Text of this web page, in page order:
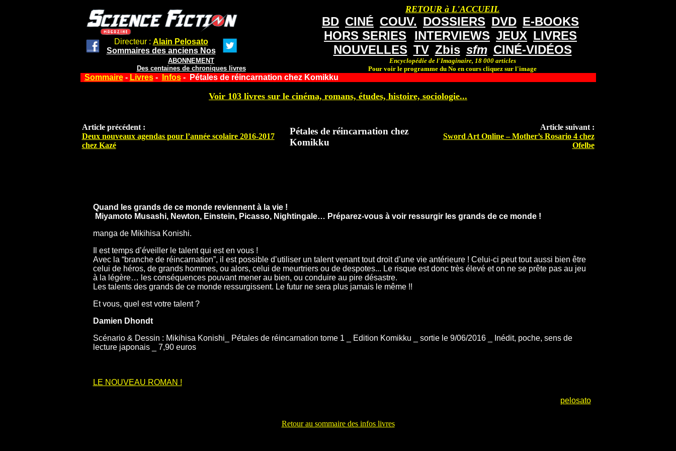
Directeur : Alain Pelosato
Sommaires des anciens Nos
ABONNEMENT
Des centaines de chroniques livres
RETOUR à L'ACCUEIL
BD CINÉ COUV. DOSSIERS DVD E-BOOKS
HORS SERIES
INTERVIEWS JEUX LIVRES
NOUVELLES TV Zbis sfm CINÉ-VIDÉOS
Encyclopédie de l'Imaginaire, 18 000 articles
Pour voir le programme du No en cours cliquez sur l'image
Sommaire- Livres- Infos- Pétales de réincarnation chez Komikku
Voir 103 livres sur le cinéma, romans, études, histoire, sociologie...
Article précédent :
Deux nouveaux agendas pour l’année scolaire 2016-2017
chez Kazé
Pétales de réincarnation chez
Komikku
Article suivant :
Sword Art Online – Mother’s Rosario 4 chez
Ofelbe
Quand les grands de ce monde reviennent à la vie !
Miyamoto Musashi, Newton, Einstein, Picasso, Nightingale… Préparez-vous à voir ressurgir les grands de ce monde !
manga de Mikihisa Konishi.
Il est temps d’éveiller le talent qui est en vous !
Avec la “branche de réincarnation”, il est possible d’utiliser un talent venant tout droit d’une vie antérieure ! Celui-ci peut tout aussi bien être
celui de héros, de grands hommes, ou alors, celui de meurtriers ou de despotes... Le risque est donc très élevé et on ne se prête pas au jeu
à la légère… les conséquences pouvant mener au bien, ou conduire au pire désastre.
Les talents des grands de ce monde ressurgissent. Le futur ne sera plus jamais le même !!
Et vous, quel est votre talent ?
Damien Dhondt
Scénario & Dessin : Mikihisa Konishi_ Pétales de réincarnation tome 1 _ Edition Komikku _ sortie le 9/06/2016 _ Inédit, poche, sens de
lecture japonais _ 7,90 euros
LE NOUVEAU ROMAN !
pelosato
Retour au sommaire des infos livres